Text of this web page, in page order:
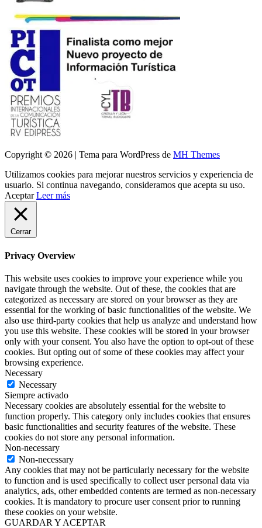
Copyright © 2026 | Tema para WordPress de MH Themes
Utilizamos cookies para mejorar nuestros servicios y experiencia de
usuario. Si continua navegando, consideramos que acepta su uso.
Aceptar Leer más
Cerrar
Privacy Overview
This website uses cookies to improve your experience while you
navigate through the website. Out of these, the cookies that are
categorized as necessary are stored on your browser as they are
essential for the working of basic functionalities of the website. We
also use third-party cookies that help us analyze and understand how
you use this website. These cookies will be stored in your browser
only with your consent. You also have the option to opt-out of these
cookies. But opting out of some of these cookies may affect your
browsing experience.
Necessary
Necessary
Siempre activado
Necessary cookies are absolutely essential for the website to
function properly. This category only includes cookies that ensures
basic functionalities and security features of the website. These
cookies do not store any personal information.
Non-necessary
Non-necessary
Any cookies that may not be particularly necessary for the website
to function and is used specifically to collect user personal data via
analytics, ads, other embedded contents are termed as non-necessary
cookies. It is mandatory to procure user consent prior to running
these cookies on your website.
GUARDAR Y ACEPTAR